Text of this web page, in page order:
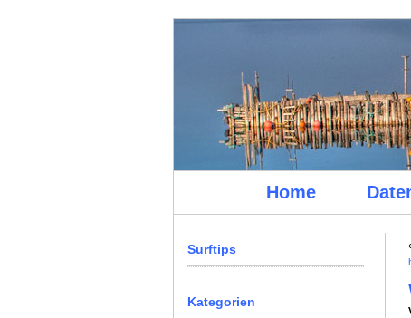
Home
Surftips
Kategorien